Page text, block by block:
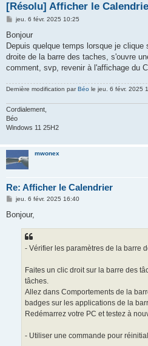
[Résolu] Afficher le
M
s
a
g
jeu. 6 févr. 2025 10:25
Bonjour
Depuis quelque temps lorsque je
droite de la barre des taches, s'ouvre
comment, svp, revenir à l'affichage du
Dernière modification parBéo le jeu. 6 févr. 2025
Cordialement,
Béo
Windows 11 25H2
mwonex
Re: Afficher le Calendrier
M
s
jeu. 6 févr. 2025 16:40
Bonjour,
- Vérifier les paramètres de la barre
Faites un clic droit sur la barre des
tâches.
Allez dans Comportements de la
badges sur les applications de la
Redémarrez votre PC et testez à
- Utiliser une commande pour